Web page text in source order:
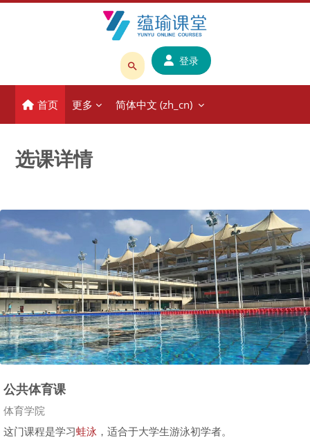
搜
课
程
称
登录
首页 更多 简体中文 ‎(zh_cn)‎
选课详情
公共体育课
课程类别
体育学院
游泳理论课视频
这门课程是学习蛙泳 ，适合于大学生游泳初学者。